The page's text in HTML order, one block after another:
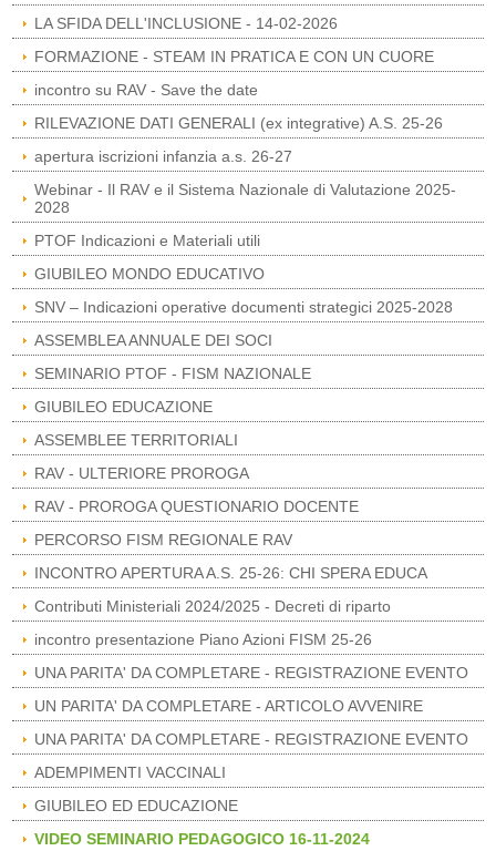
LA SFIDA DELL'INCLUSIONE - 14-02-2026
FORMAZIONE - STEAM IN PRATICA E CON UN CUORE
incontro su RAV - Save the date
RILEVAZIONE DATI GENERALI (ex integrative) A.S. 25-26
apertura iscrizioni infanzia a.s. 26-27
Webinar - Il RAV e il Sistema Nazionale di Valutazione 2025-
2028
PTOF Indicazioni e Materiali utili
GIUBILEO MONDO EDUCATIVO
SNV – Indicazioni operative documenti strategici 2025-2028
ASSEMBLEA ANNUALE DEI SOCI
SEMINARIO PTOF - FISM NAZIONALE
GIUBILEO EDUCAZIONE
ASSEMBLEE TERRITORIALI
RAV - ULTERIORE PROROGA
RAV - PROROGA QUESTIONARIO DOCENTE
PERCORSO FISM REGIONALE RAV
INCONTRO APERTURA A.S. 25-26: CHI SPERA EDUCA
Contributi Ministeriali 2024/2025 - Decreti di riparto
incontro presentazione Piano Azioni FISM 25-26
UNA PARITA' DA COMPLETARE - REGISTRAZIONE EVENTO
UN PARITA' DA COMPLETARE - ARTICOLO AVVENIRE
UNA PARITA' DA COMPLETARE - REGISTRAZIONE EVENTO
ADEMPIMENTI VACCINALI
GIUBILEO ED EDUCAZIONE
VIDEO SEMINARIO PEDAGOGICO 16-11-2024